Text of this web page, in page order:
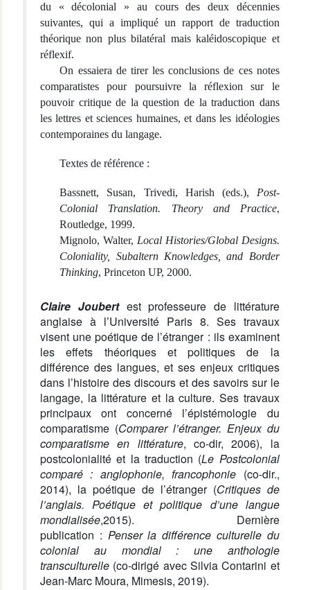
du « décolonial » au cours des deux décennies
suivantes, qui a impliqué un rapport de traduction
théorique non plus bilatéral mais kaléidoscopique et
réflexif.
On essaiera de tirer les conclusions de ces notes
comparatistes pour poursuivre la réflexion sur le
pouvoir critique de la question de la traduction dans
les lettres et sciences humaines, et dans les idéologies
contemporaines du langage.
Textes de référence :
Bassnett, Susan, Trivedi, Harish (eds.), Post-
Colonial Translation. Theory and Practice,
Routledge, 1999.
Mignolo, Walter, Local Histories/Global Designs.
Coloniality, Subaltern Knowledges, and Border
Thinking, Princeton UP, 2000.
Claire Joubertest professeure de littérature
anglaise à l’Université Paris 8. Ses travaux
visent une poétique de l’étranger : ils examinent
les effets théoriques et politiques de la
différence des langues, et ses enjeux critiques
dans l’histoire des discours et des savoirs sur le
langage, la littérature et la culture. Ses travaux
principaux ont concerné l’épistémologie du
comparatisme (Comparer l’étranger. Enjeux du
comparatisme en littérature, co-dir, 2006), la
postcolonialité et la traduction (Le Postcolonial
comparé : anglophonie, francophonie (co-dir.,
2014), la poétique de l’étranger (Critiques de
l’anglais. Poétique et politique d’une langue
mondialisée,2015). Dernière
publication : Penser la différence culturelle du
colonial au mondial : une anthologie
transculturelle (co-dirigé avec Silvia Contarini et
Jean-Marc Moura, Mimesis, 2019).